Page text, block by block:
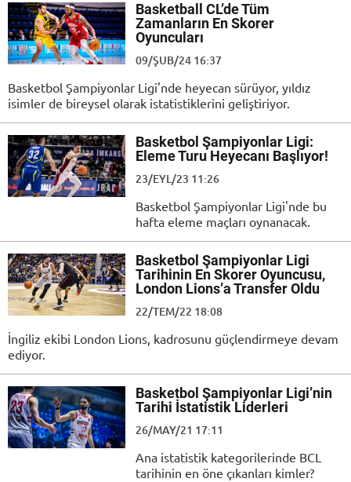
Basketball CL’de Tüm
Zamanların En Skorer
Oyuncuları
09/ŞUB/24 16:37
Basketbol Şampiyonlar Ligi'nde heyecan sürüyor, yıldız
isimler de bireysel olarak istatistiklerini geliştiriyor.
Basketbol Şampiyonlar Ligi:
Eleme Turu Heyecanı Başlıyor!
23/EYL/23 11:26
Basketbol Şampiyonlar Ligi'nde bu
hafta eleme maçları oynanacak.
Basketbol Şampiyonlar Ligi
Tarihinin En Skorer Oyuncusu,
London Lions’a Transfer Oldu
22/TEM/22 18:08
İngiliz ekibi London Lions, kadrosunu güçlendirmeye devam
ediyor.
Basketbol Şampiyonlar Ligi’nin
Tarihi İstatistik Liderleri
26/MAY/21 17:11
Ana istatistik kategorilerinde BCL
tarihinin en öne çıkanları kimler?